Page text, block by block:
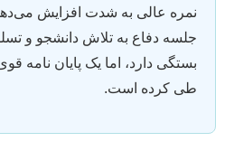
نمره عالی به شدت افزایش
جلسه دفاع به تلاش دانشجو و
بستگی دارد، اما یک پایان نامه
طی کرده است.